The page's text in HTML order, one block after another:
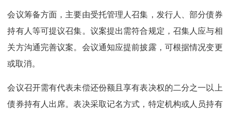
会议筹备方面，主要由受托管理人召集，发行人、部分债券
持有人等可提议召集。议案提出需符合规定，召集人应与相
关方沟通完善议案。会议通知应提前披露，可根据情况变更
或取消。
会议召开需有代表未偿还份额且享有表决权的二分之一以上
债券持有人出席。表决采取记名方式，特定机构或人员持有